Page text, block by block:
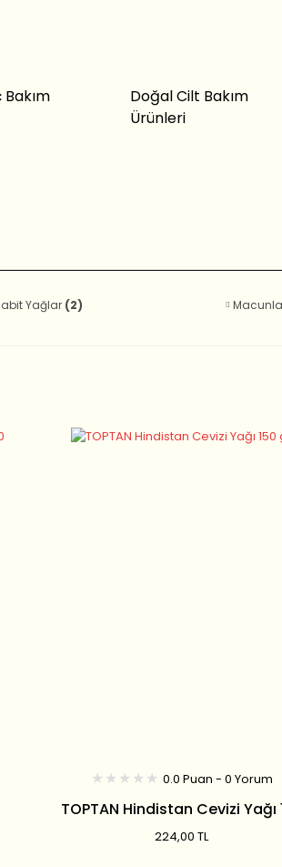
Doğal Cilt Bakım
Ürünleri
Yağlar (2)
0.0 Puan - 0 Yorum
TOPTAN Hindistan Cevizi Yağı
gr
224,00 TL